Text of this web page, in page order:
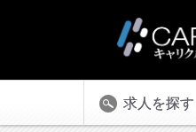
求人を探す